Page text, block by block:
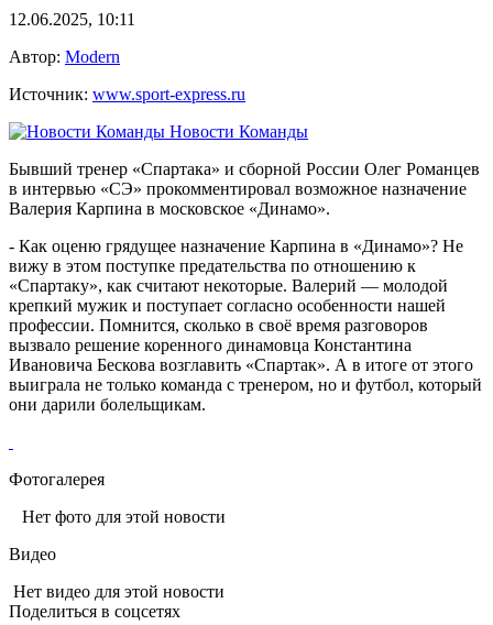
12.06.2025, 10:11
Автор: Modern
Источник: www.sport-express.ru
Новости Команды
Бывший тренер «Спартака» и сборной России Олег Романцев
в интервью «СЭ» прокомментировал возможное назначение
Валерия Карпина в московское «Динамо».
- Как оценю грядущее назначение Карпина в «Динамо»? Не
вижу в этом поступке предательства по отношению к
«Спартаку», как считают некоторые. Валерий — молодой
крепкий мужик и поступает согласно особенности нашей
профессии. Помнится, сколько в своё время разговоров
вызвало решение коренного динамовца Константина
Ивановича Бескова возглавить «Спартак». А в итоге от этого
выиграла не только команда с тренером, но и футбол, который
они дарили болельщикам.
Фотогалерея
Нет фото для этой новости
Видео
Нет видео для этой новости
Поделиться в соцсетях